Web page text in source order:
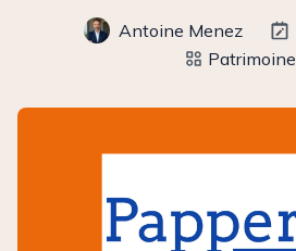
Antoine Menez
Patrimoine